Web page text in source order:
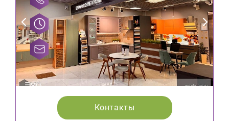
Контакты